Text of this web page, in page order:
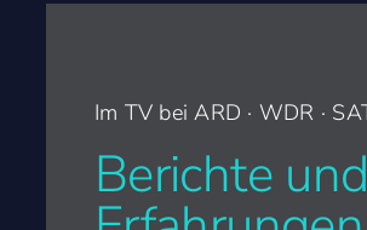
Im TV bei ARD · WDR ·
Berichte und